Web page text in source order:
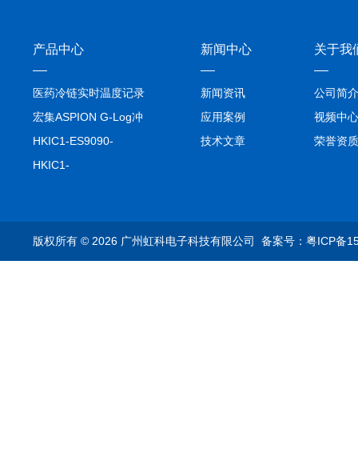
产品中心
医药冷链实时温度记录
仪TIVE Solo 5G
宏集ASPION G-Log冲
击记录仪
HKIC1-ES9090-
setA100/1000base-T1
HKIC1-
析仪
新闻中心
新闻资讯
应用案例
技术文章
关于我
公司简介
视频中心
荣誉资质
版权所有 © 2026 广州虹科电子科技有限公司 备案号：粤ICP备